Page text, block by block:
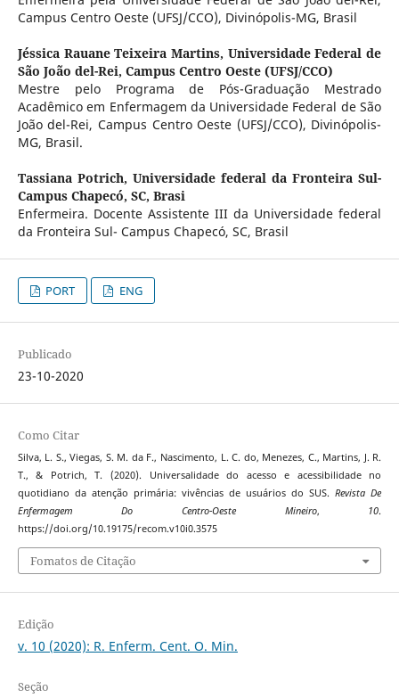
Campus Centro Oeste (UFSJ/CCO), Divinópolis-MG, Brasil
Jéssica Rauane Teixeira Martins, Universidade Federal de
São João del-Rei, Campus Centro Oeste (UFSJ/CCO)
Mestre pelo Programa de Pós-Graduação Mestrado
Acadêmico em Enfermagem da Universidade Federal de São
João del-Rei, Campus Centro Oeste (UFSJ/CCO), Divinópolis-
MG, Brasil.
Tassiana Potrich, Universidade federal da Fronteira Sul-
Campus Chapecó, SC, Brasi
Enfermeira. Docente Assistente III da Universidade federal
da Fronteira Sul- Campus Chapecó, SC, Brasil
PORT ENG
Publicado
23-10-2020
Como Citar
Silva, L. S., Viegas, S. M. da F., Nascimento, L. C. do, Menezes, C., Martins, J. R.
T., & Potrich, T. (2020). Universalidade do acesso e acessibilidade no
quotidiano da atenção primária: vivências de usuários do SUS.Revista De
Enfermagem Do Centro-Oeste Mineiro, 10.
https://doi.org/10.19175/recom.v10i0.3575
Fomatos de Citação
Edição
v. 10 (2020): R. Enferm. Cent. O. Min.
Seção